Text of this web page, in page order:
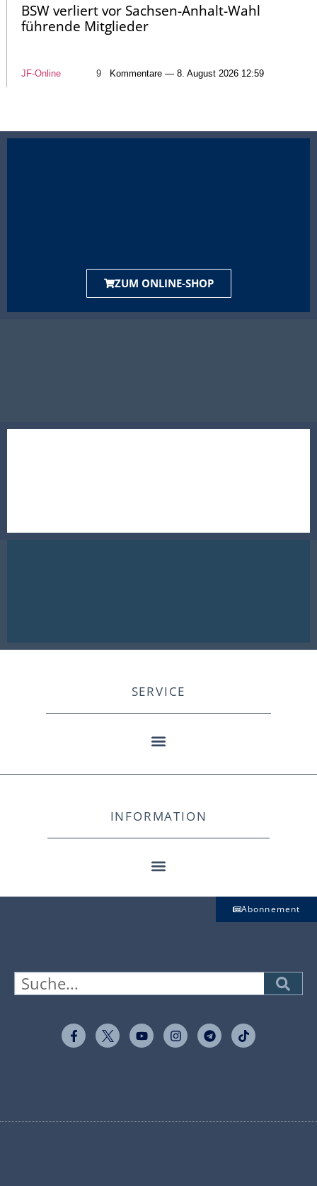
BSW verliert vor Sachsen-Anhalt-Wahl
führende Mitglieder
JF-Online 9 Kommentare — 8. August 2026 12:59
ZUM ONLINE-SHOP
SERVICE
INFORMATION
Abonnement